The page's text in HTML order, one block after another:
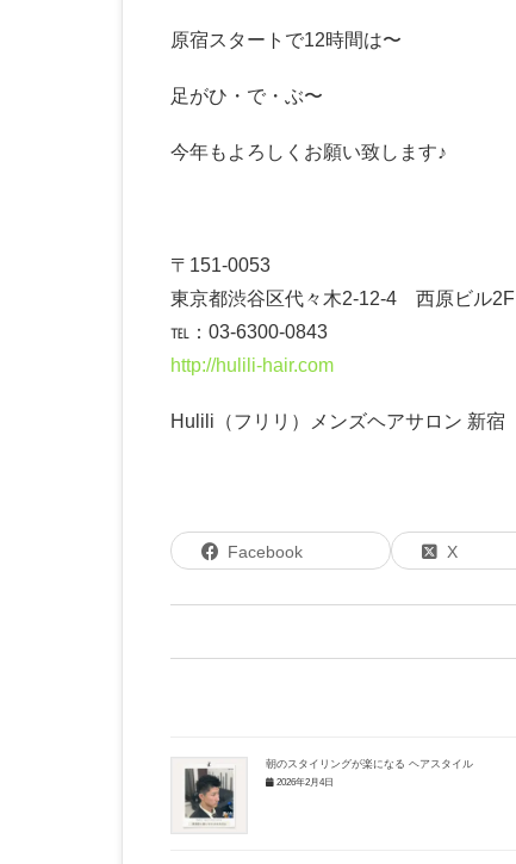
原宿スタートで12時間は〜
足がひ・で・ぶ〜
今年もよろしくお願い致します♪
〒151-0053
東京都渋谷区代々木2-12-4 西原ビル2F
℡：03-6300-0843
http://hulili-hair.com
Hulili（フリリ）メンズヘアサロン 新宿
Facebook X
朝のスタイリングが楽になる ヘアスタイル
2026年2月4日